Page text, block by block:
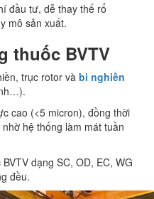
đầu tư, dễ thay thế rổ
mô sản xuất.
thuốc BVTV
trục rotor và bi nghiền
cao (<5 micron), đồng thời
hệ thống làm mát tuần
dạng SC, OD, EC, WG
đều.